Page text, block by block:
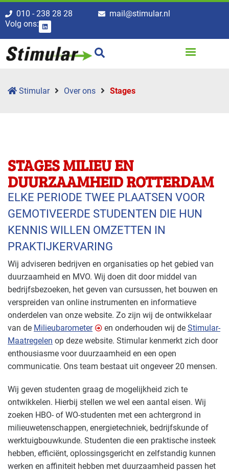
010 - 238 28 28
mail@stimular.nl
Volg ons:
Stimular Over ons Stages
STAGES MILIEU EN
DUURZAAMHEID ROTTERDAM
ELKE PERIODE TWEE PLAATSEN VOOR
GEMOTIVEERDE STUDENTEN DIE HUN
KENNIS WILLEN OMZETTEN IN
PRAKTIJKERVARING
Wij adviseren bedrijven en organisaties op het gebied van
duurzaamheid en MVO. Wij doen dit door middel van
bedrijfsbezoeken, het geven van cursussen, het bouwen en
verspreiden van online instrumenten en informatieve
onderdelen van onze website. Zo zijn wij de ontwikkelaar
van de Milieubarometer en onderhouden wij de Stimular-
Maatregelen op deze website. Stimular kenmerkt zich door
enthousiasme voor duurzaamheid en een open
communicatie. Ons team bestaat uit ongeveer 20 mensen.
Wij geven studenten graag de mogelijkheid zich te
ontwikkelen. Hierbij stellen we wel een aantal eisen. Wij
zoeken HBO- of WO-studenten met een achtergrond in
milieuwetenschappen, energietechniek, bedrijfskunde of
werktuigbouwkunde. Studenten die een praktische insteek
hebben, efficiënt, oplossingsgericht en zelfstandig kunnen
werken en affiniteit hebben met duurzaamheid passen het